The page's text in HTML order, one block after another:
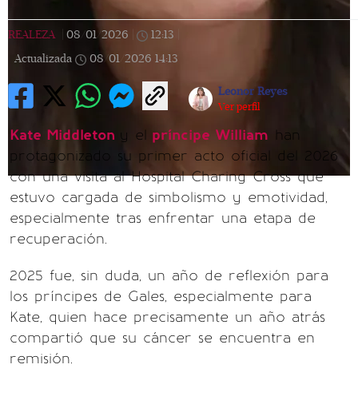
REALEZA 08/01/2026 12:13
Actualizada
08/01/2026 14:13
Leonor Reyes
Ver perfil
Kate Middleton y el príncipe William han
protagonizado su primer acto oficial del 2026
con una visita al Hospital Charing Cross que
estuvo cargada de simbolismo y emotividad,
especialmente tras enfrentar una etapa de
recuperación.
2025 fue, sin duda, un año de reflexión para
los príncipes de Gales, especialmente para
Kate, quien hace precisamente un año atrás
compartió que su cáncer se encuentra en
remisión.